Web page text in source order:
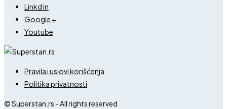
Linkd in
Google +
Youtube
Pravila i uslovi korišćenja
Politika privatnosti
© Superstan.rs - All rights reserved